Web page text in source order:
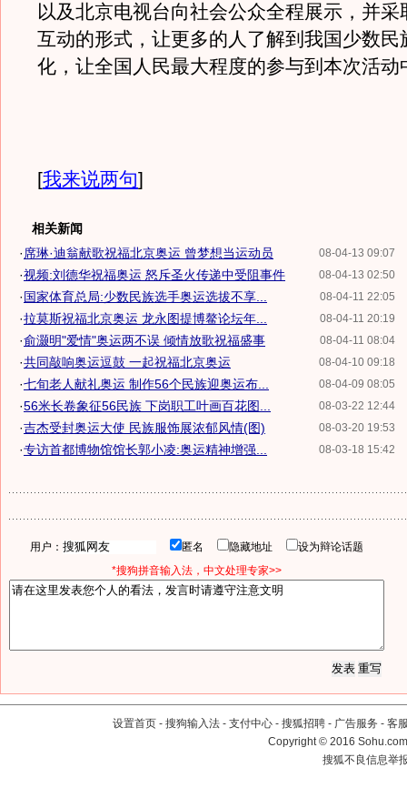
以及北京电视台向社会公众全程展示，并采
互动的形式，让更多的人了解到我国少数民
化，让全国人民最大程度的参与到本次活动
[我来说两句]
相关新闻
08-04-13 09:07
· 席琳·迪翁献歌祝福北京奥运 曾梦想当运动员
08-04-13 02:50
·视频:刘德华祝福奥运 怒斥圣火传递中受阻事件
08-04-11 22:05
·国家体育总局:少数民族选手奥运选拔不享...
08-04-11 20:19
·拉莫斯祝福北京奥运 龙永图提博鳌论坛年...
08-04-11 08:04
·俞灏明"爱情"奥运两不误 倾情放歌祝福盛事
08-04-10 09:18
·共同敲响奥运逗鼓 一起祝福北京奥运
08-04-09 08:05
·七旬老人献礼奥运 制作56个民族迎奥运布...
08-03-22 12:44
·56米长卷象征56民族 下岗职工叶画百花图...
08-03-20 19:53
·吉杰受封奥运大使 民族服饰展浓郁风情(图)
08-03-18 15:42
·专访首都博物馆馆长郭小凌:奥运精神增强...
用户： 匿名 隐藏地址
设为辩论话题
*搜狗拼音输入法，中文处理专家>>
设置首页 - 搜狗输入法 - 支付中心 - 搜狐招聘 - 广告服务 - 客
Copyright©2016
搜狐不良信息举